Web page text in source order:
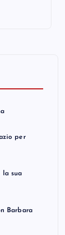
per
la sua
Barbara